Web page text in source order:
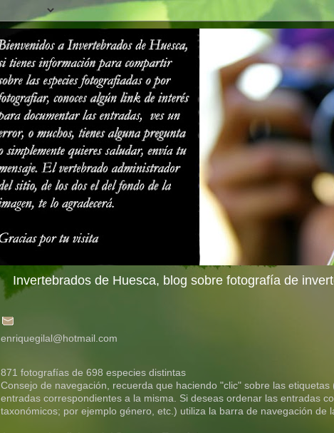
Invertebrados de Huesca, blog sobre fotografía de
enriquegilal@hotmail.com
871 fotografías de 698 especies distintas
Consejo de navegación, recuerda que haciendo "clic" sobre las
entradas correspondientes a la misma. Si deseas ordenar las entradas
taxonómicos; por ejemplo género, etc.) utiliza la barra de navegación de